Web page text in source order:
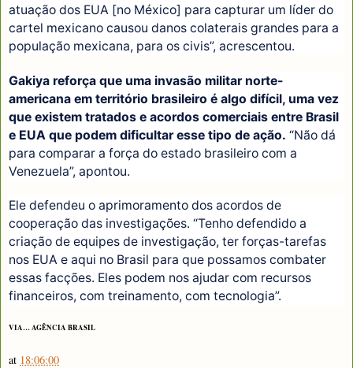
atuação dos EUA [no México] para capturar um líder do
cartel mexicano causou danos colaterais grandes para a
população mexicana, para os civis”, acrescentou.
Gakiya reforça que uma invasão militar norte-
americana em território brasileiro é algo difícil, uma vez
que existem tratados e acordos comerciais entre Brasil
e EUA que podem dificultar esse tipo de ação. “Não dá
para comparar a força do estado brasileiro com a
Venezuela”, apontou.
Ele defendeu o aprimoramento dos acordos de
cooperação das investigações. “Tenho defendido a
criação de equipes de investigação, ter forças-tarefas
nos EUA e aqui no Brasil para que possamos combater
essas facções. Eles podem nos ajudar com recursos
financeiros, com treinamento, com tecnologia”.
VIA… AGÊNCIA BRASIL
at 18:06:00